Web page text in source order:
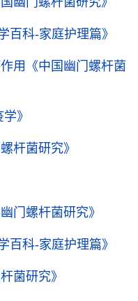
百科-家庭护理篇》
用 《中国幽门螺杆菌
》
杆菌研究》
幽门螺杆菌研究》
百科-家庭护理篇》
菌研究》